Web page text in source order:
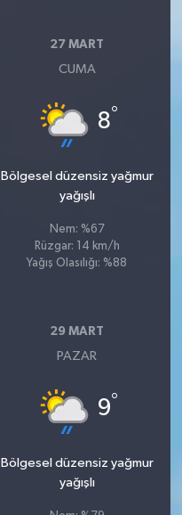
27 MART
CUMA
8°
Bölgesel düzensiz yağmur
yağışlı
Nem: %67
Rüzgar: 14 km/h
Yağış Olasılığı: %88
29 MART
PAZAR
9°
Bölgesel düzensiz yağmur
yağışlı